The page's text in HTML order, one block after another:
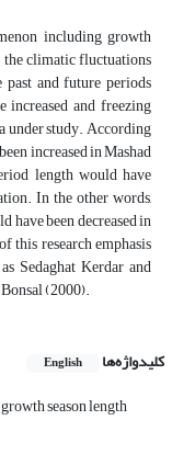
including growth
the climatic fluctuations
and future periods
and freezing
under study. According
increased in Mashad
length would have
In the other words,
have been decreased in
this research emphasis
Sedaghat Kerdar and
(2000).
کلیدواژه‌ها English
growth season length